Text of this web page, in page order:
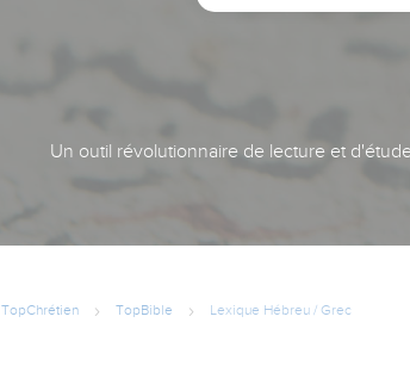
Un outil révolutionnaire de lecture et
TopChrétien TopBible Lexique Hébreu / Grec